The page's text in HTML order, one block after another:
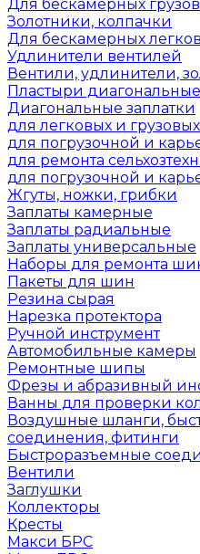
Для бескамерных
Золотники, колпачки
Для бескамерных
Удлинители вентилей
Вентили, удлинители,
Пластыри диагональные
Диагональные заплатки
для легковых и
для погрузочной и
для ремонта
для погрузочной и
Жгуты, ножки, грибки
Заплаты камерные
Заплаты радиальные
Заплаты универсальные
Наборы для ремонта
Пакеты для шин
Резина сырая
Нарезка протектора
Ручной инструмент
Автомобильные камеры
Ремонтные шипы
Фрезы и абразивный
Ванны для проверки
Воздушные шланги,
соединения, фитинги
Быстроразъемные
Вентили
Заглушки
Коллекторы
Кресты
Макси БРС